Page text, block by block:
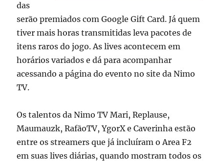
das
serão premiados com Google Gift Card. Já quem
tiver mais horas transmitidas leva pacotes de
itens raros do jogo. As lives acontecem em
horários variados e dá para acompanhar
acessando a página do evento no site da Nimo
TV.
Os talentos da Nimo TV Mari, Replause,
Maumauzk, RafãoTV, YgorX e Caverinha estão
entre os streamers que já incluíram o Area F2
em suas lives diárias, quando mostram todos os